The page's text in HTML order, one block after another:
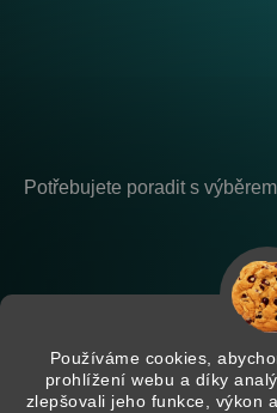
Používáme cookies,
prohlížení webu a díky
zlepšovali jeho funkce, výkon
Potřebujete poradit s
placeholder-nemazat